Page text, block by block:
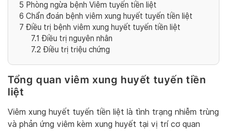
5 Phòng ngừa bệnh Viêm tuyến tiền liệt
6 Chẩn đoán bệnh viêm xung huyết tuyến tiền liệt
7 Điều trị bệnh viêm xung huyết tuyến tiền liệt
7.1 Điều trị nguyên nhân
7.2 Điều trị triệu chứng
Tổng quan viêm xung huyết tuyến tiền
liệt
Viêm xung huyết tuyến tiền liệt là tình trạng nhiễm trùng
và phản ứng viêm kèm xung huyết tại vị trí cơ quan